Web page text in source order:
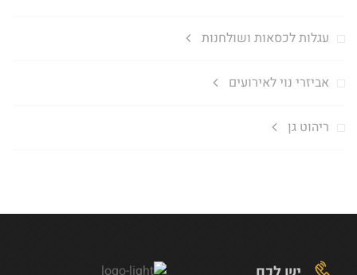
עגלות לכסאות ושולחנות
אביזרי נוי לאירועים
ריהוט גן